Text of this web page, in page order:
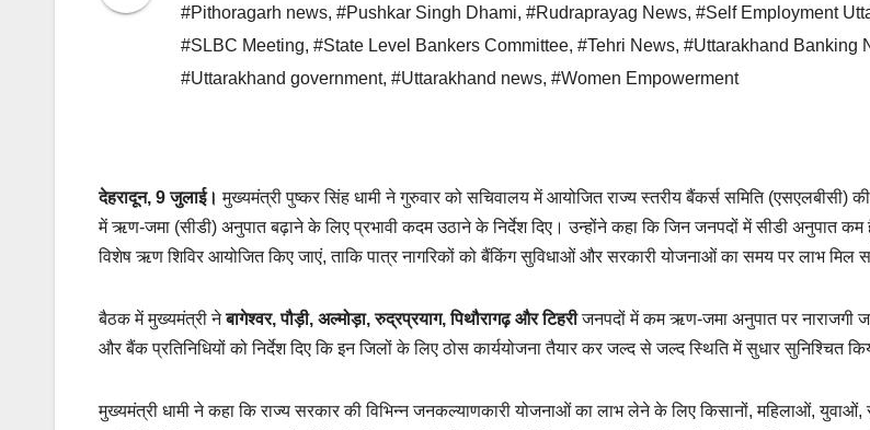
#Pithoragarh news, #Pushkar Singh Dhami, #Rudraprayag News, #Self Employment
#SLBC Meeting, #State Level Bankers Committee, #Tehri News, #Uttarakhand Banking
#Uttarakhand government, #Uttarakhand news, #Women Empowerment
देहरादून, 9 जुलाई। मुख्यमंत्री पुष्कर सिंह धामी ने गुरुवार को सचिवालय में आयोजित राज्य स्तरीय बैंकर्स समिति (एसएलबीसी)
में ऋण-जमा (सीडी) अनुपात बढ़ाने के लिए प्रभावी कदम उठाने के निर्देश दिए। उन्होंने कहा कि जिन जनपदों में सीडी अनुपात कम
विशेष ऋण शिविर आयोजित किए जाएं, ताकि पात्र नागरिकों को बैंकिंग सुविधाओं और सरकारी योजनाओं का समय पर लाभ मिल
बैठक में मुख्यमंत्री नेबागेश्वर, पौड़ी, अल्मोड़ा, रुद्रप्रयाग, पिथौरागढ़ और टिहरीजनपदों में कम ऋण-जमा अनुपात पर नाराजगी
और बैंक प्रतिनिधियों को निर्देश दिए कि इन जिलों के लिए ठोस कार्ययोजना तैयार कर जल्द से जल्द स्थिति में सुधार सुनिश्चित
मुख्यमंत्री धामी ने कहा कि राज्य सरकार की विभिन्न जनकल्याणकारी योजनाओं का लाभ लेने के लिए किसानों, महिलाओं,